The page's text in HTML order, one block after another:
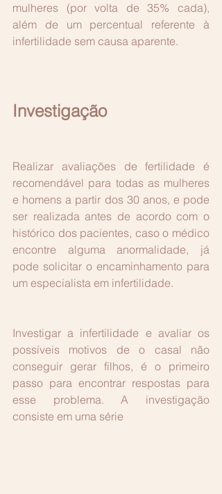
mulheres (por volta de 35% cada),
além de um percentual referente à
infertilidade sem causa aparente.
Investigação
Realizar avaliações de fertilidade é
recomendável para todas as mulheres
e homens a partir dos 30 anos, e pode
ser realizada antes de acordo com o
histórico dos pacientes, caso o médico
encontre alguma anormalidade, já
pode solicitar o encaminhamento para
um especialista em infertilidade.
Investigar a infertilidade e avaliar os
possíveis motivos de o casal não
conseguir gerar filhos, é o primeiro
passo para encontrar respostas para
esse problema. A investigação
consiste em uma série